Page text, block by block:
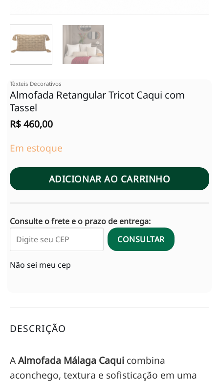
Têxteis Decorativos
Almofada Retangular Tricot Caqui com
Tassel
R$460,00
Em estoque
ADICIONAR AO CARRINHO
Consulte o frete e o prazo de entrega:
CONSULTAR
Não sei meu cep
DESCRIÇÃO
AAlmofada Málaga Caqui combina
aconchego, textura e sofisticação em uma